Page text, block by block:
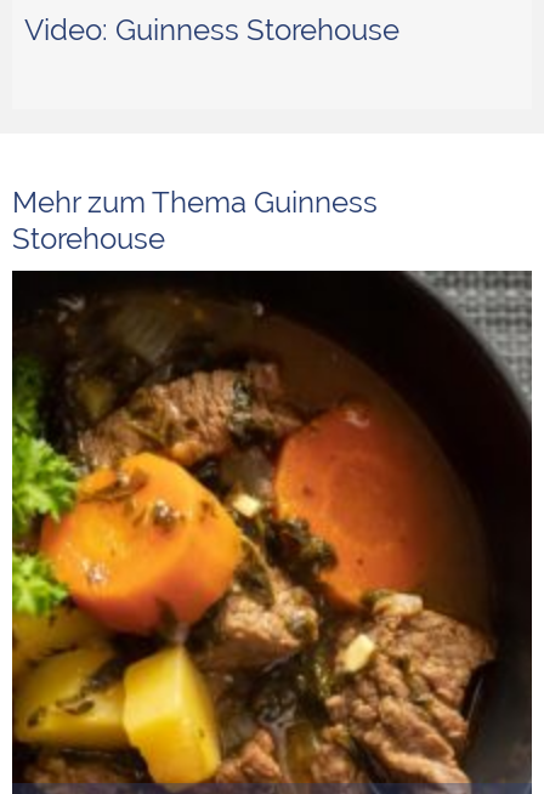
Video: Guinness Storehouse
Mehr zum Thema Guinness
Storehouse